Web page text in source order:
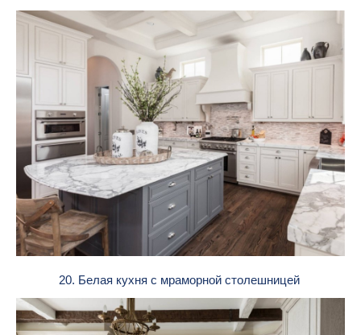
20. Белая кухня с мраморной столешницей